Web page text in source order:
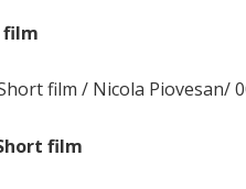
film
film / Nicola Piovesan/
film